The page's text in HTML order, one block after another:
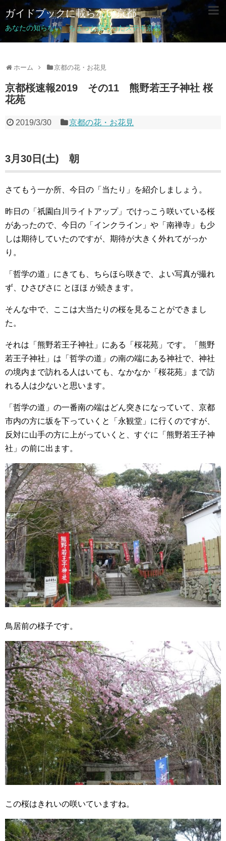
ガイドブックに載らない京都
あなたの知らない ちょっと変わったステキ京都
ホーム 京都の花・お花見
京都桜速報2019 その11 熊野若王子神社 桜
花苑
2019/3/30 京都の花・お花見
3月30日(土) 朝
さてもう一か所、今日の「当たり」を紹介しましょう。
昨日の「祇園白川ライトアップ」でけっこう咲いている桜
があったので、今日の「インクライン」や「南禅寺」も少
しは期待していたのですが、期待が大きく外れてがっか
り。
「哲学の道」にきても、ちらほら咲きで、よい写真が撮れ
ず、ひさびさに とほほ が続きます。
そんな中で、ここは大当たりの桜を見ることができまし
た。
それは「熊野若王子神社」にある「桜花苑」です。「熊野
若王子神社」は「哲学の道」の南の端にある神社で、神社
の境内まで訪れる人はいても、なかなか「桜花苑」まで訪
れる人は少ないと思います。
「哲学の道」の一番南の端はどん突きになっていて、京都
市内の方に坂を下っていくと「永観堂」に行くのですが、
反対に山手の方に上がっていくと、すぐに「熊野若王子神
社」の前に出ます。
鳥居前の様子です。
この桜はきれいの咲いていますね。